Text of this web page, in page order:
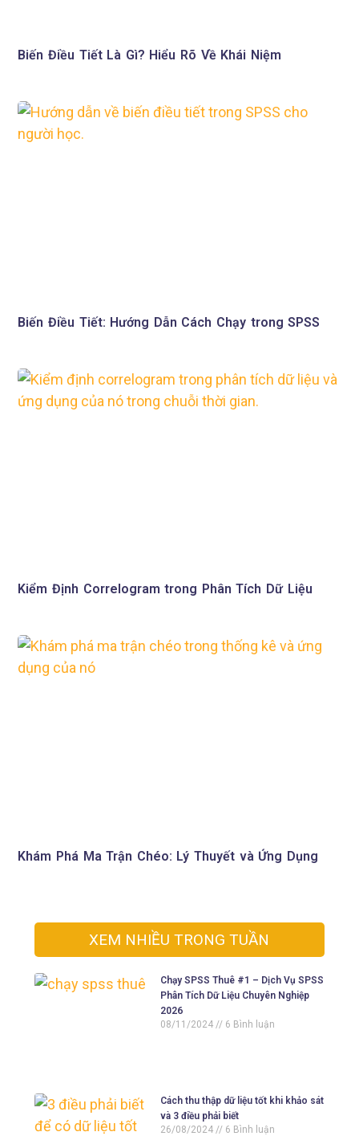
Biến Điều Tiết Là Gì? Hiểu Rõ Về Khái Niệm
Biến Điều Tiết: Hướng Dẫn Cách Chạy trong SPSS
Kiểm Định Correlogram trong Phân Tích Dữ Liệu
Khám Phá Ma Trận Chéo: Lý Thuyết và Ứng Dụng
XEM NHIỀU TRONG TUẦN
Chạy SPSS Thuê #1 – Dịch Vụ SPSS
Phân Tích Dữ Liệu Chuyên Nghiệp
2026
08/11/2024
6 Bình luận
Cách thu thập dữ liệu tốt khi khảo sát
và 3 điều phải biết
26/08/2024
6 Bình luận